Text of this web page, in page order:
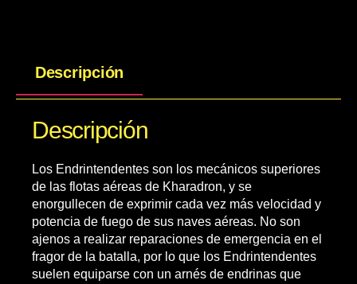
Descripción
Descripción
Los Endrintendentes son los mecánicos superiores
de las flotas aéreas de Kharadron, y se
enorgullecen de exprimir cada vez más velocidad y
potencia de fuego de sus naves aéreas. No son
ajenos a realizar reparaciones de emergencia en el
fragor de la batalla, por lo que los Endrintendentes
suelen equiparse con un arnés de endrinas que